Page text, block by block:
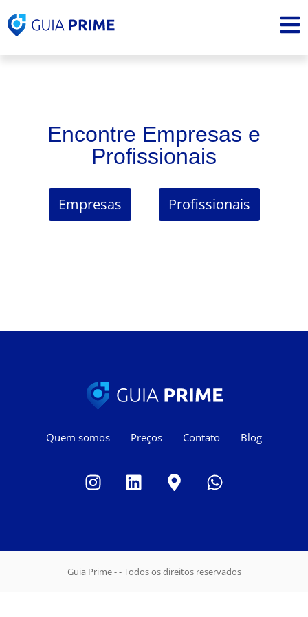
Encontre Empresas e
Profissionais
Empresas Profissionais
Quem somos Preços Contato Blog
Guia Prime - - Todos os direitos reservados